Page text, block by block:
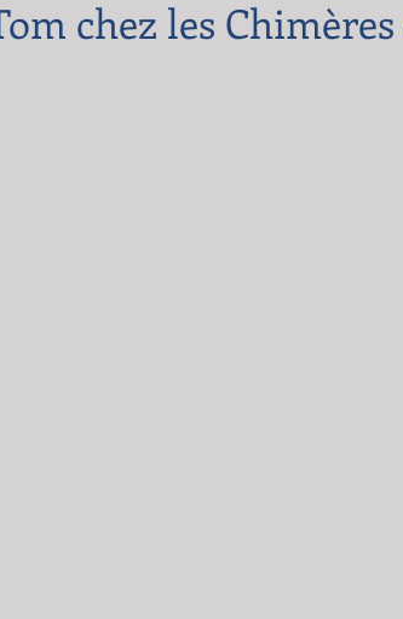
chez les Chimères